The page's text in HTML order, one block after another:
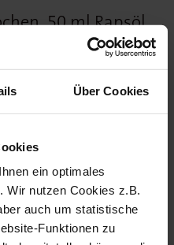
Über Cookies
ein optimales
Wir nutzen Cookies z.B.
auch um statistische
Funktionen zu
50 ml Rapsöl,
1
Knollensellerie, 1
750 ml
6-8
Thymian- und